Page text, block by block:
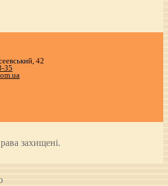
42
35
захищені.